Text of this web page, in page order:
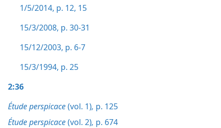
1/5/2014, p. 12, 15
15/3/2008, p. 30-31
15/12/2003, p. 6-7
15/3/1994, p. 25
2:36
Étude perspicace(vol. 1), p. 125
Étude perspicace(vol. 2), p. 674